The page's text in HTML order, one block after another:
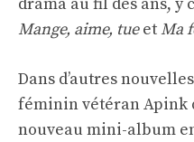
Mange, aime, tueetMa
Dans d’autres
féminin vétéran Apink
nouveau mini-album